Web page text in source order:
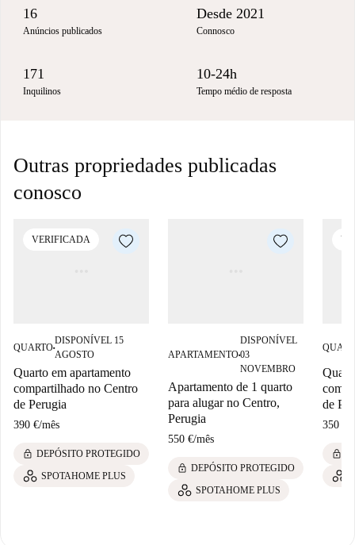
16
Anúncios publicados
Desde 2021
Connosco
171
Inquilinos
10-24h
Tempo médio de resposta
Outras propriedades publicadas
conosco
VERIFICADA
QUARTO■
DISPONÍVEL 15
AGOSTO
Quarto em apartamento
compartilhado no Centro
de Perugia
390 €/mês
lock DEPÓSITO PROTEGIDO
SPOTAHOME PLUS
APARTAMENTO■
DISPONÍVEL
03
NOVEMBRO
Apartamento de 1 quarto
para alugar no Centro,
Perugia
550 €/mês
lock DEPÓSITO PROTEGIDO
SPOTAHOME PLUS
de
350 €
lock